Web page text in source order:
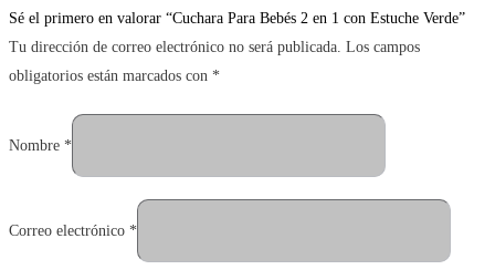
Sé el primero en valorar “Cuchara Para Bebés 2 en 1 con Estuche Verde”
Tu dirección de correo electrónico no será publicada. Los campos
obligatorios están marcados con *
Nombre *
Correo electrónico *